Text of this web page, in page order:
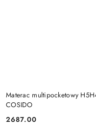
Materac multipocketowy
COSIDO
Cena:
2687.00